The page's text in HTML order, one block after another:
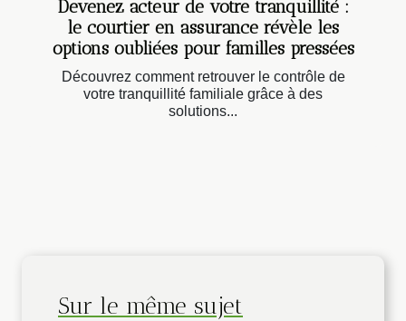
Devenez acteur de votre tranquillité :
le courtier en assurance révèle les
options oubliées pour familles pressées
Découvrez comment retrouver le contrôle de
votre tranquillité familiale grâce à des
solutions...
Sur le même sujet